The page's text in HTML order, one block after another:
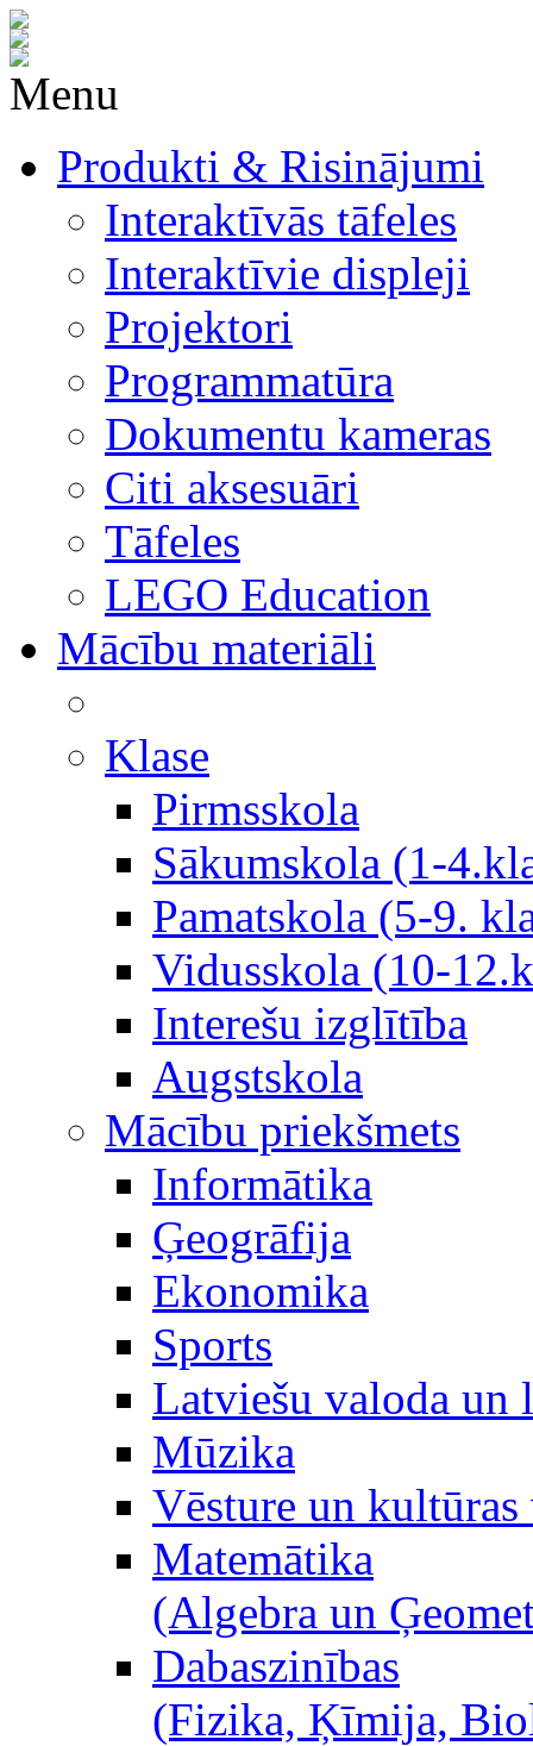
Menu
Produkti & Risinājumi
Interaktīvās tāfeles
Interaktīvie displeji
Projektori
Programmatūra
Dokumentu kameras
Citi aksesuāri
Tāfeles
LEGO Education
Mācību materiāli
Klase
Pirmsskola
Sākumskola (1-
Pamatskola (5-9.
Vidusskola (10-
Interešu izglītība
Augstskola
Mācību priekšmets
Informātika
Ģeogrāfija
Ekonomika
Sports
Latviešu valoda un
Mūzika
Vēsture un kultūras
Matemātika
(Algebra un
Dabaszinības
(Fizika, Ķīmija,